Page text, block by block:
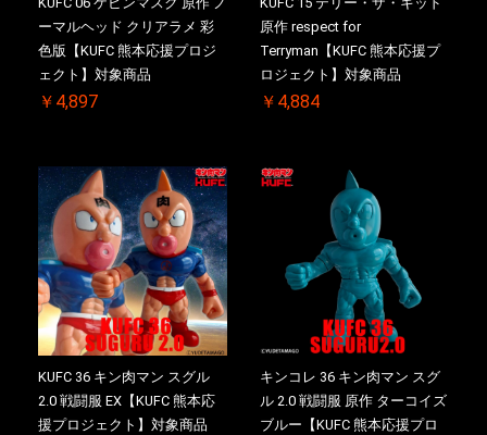
お買い物を続ける カートへ進む
ーマルヘッド クリアラメ 彩
色版【KUFC 熊本応援プロジ
ェクト】対象商品
￥4,897
原作 respect for
Terryman【KUFC 熊本応援プ
ロジェクト】対象商品
￥4,884
KUFC 36 キン肉マン スグル
2.0 戦闘服 EX【KUFC 熊本応
援プロジェクト】対象商品
キンコレ 36 キン肉マン スグ
ル 2.0 戦闘服 原作 ターコイズ
ブルー【KUFC 熊本応援プロ